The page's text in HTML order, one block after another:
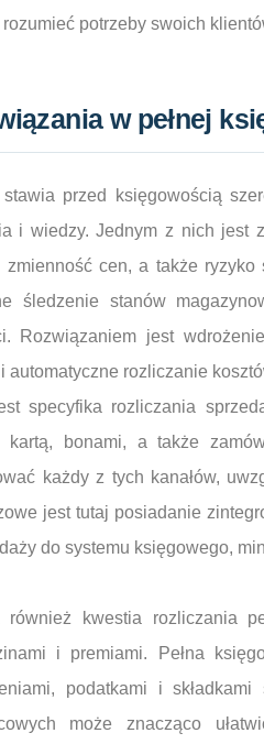
potrzeby swoich
w pełnej
przed księgowością
i wiedzy. Jednym z nich jest
zmienność cen, a także
śledzenie stanów
Rozwiązaniem jest
automatyczne rozliczanie
specyfika rozliczania
kartą, bonami, a także
każdy z tych kanałów,
jest tutaj posiadanie
do systemu księgowego,
również kwestia rozliczania
i premiami. Pełna
podatkami i składkami
może znacząco